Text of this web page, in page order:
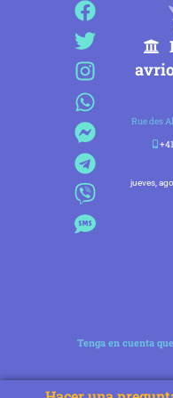
a
c
e
b
o
o
k
o
r
j
e
o
n
s
t
a
g
r
a
m
h
a
t
s
a
p
p
a
c
e
b
o
o
k
M
e
s
s
r
e
l
e
g
r
a
m
a
i
b
e
r
M
S
Rue des
jueves,
Tenga en cuenta que